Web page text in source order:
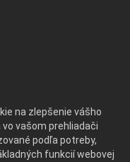
na zlepšenie vášho
vašom prehliadači
podľa potreby,
funkcií webovej